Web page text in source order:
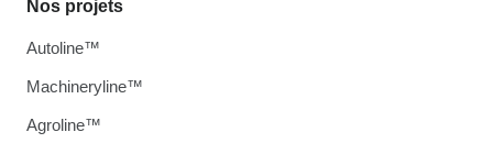
Nos projets
Autoline™
Machineryline™
Agroline™